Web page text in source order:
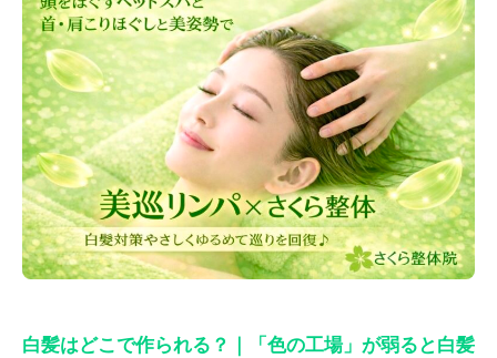
白髪はどこで作られる？｜「色の工場」が弱ると白髪